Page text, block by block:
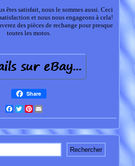
êtes satisfait, nous le sommes aussi. Ceci
et nous nous engageons à cela!
des pièces de rechange pour presque
toutes les motos.
Share
Facebook
TwitterPinterest